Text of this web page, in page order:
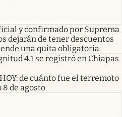
y confirmado por Suprema
dejarán de tener descuentos
una quita obligatoria
4.1 se registró en Chiapas
de cuánto fue el terremoto
8 de agosto